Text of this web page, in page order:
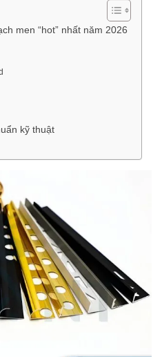
men “hot” nhất năm 2026
kỹ thuật